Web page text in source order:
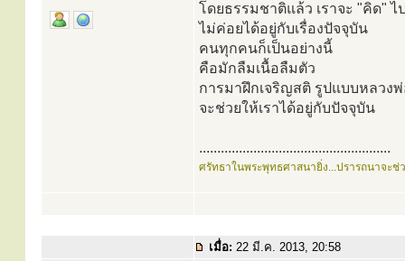
โดยธรรมชาติแล้ว เราจะ "คิด" ไ
ไม่ค่อยได้อยู่กับเรื่องปัจจุบัน
คนทุกคนก็เป็นอย่างนี้
คือมักลืมเนื้อลืมตัว
การมาฝึกเจริญสติ รูปแบบหลวง
จะช่วยให้เราได้อยู่กับปัจจุบัน
.....................................................
ศรัทธาในพระพุทธศาสนายิ่ง...ปรารถนาจะ
เมื่อ: 22 มี.ค. 2013, 20:58